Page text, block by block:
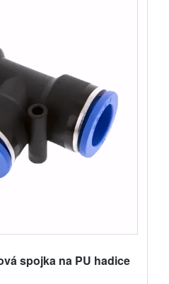
spojka na PU hadice